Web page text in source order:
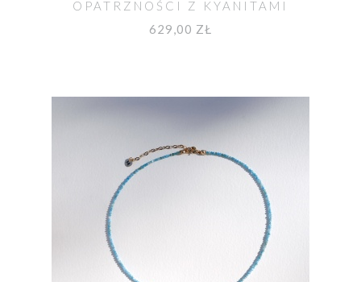
OPATRZNOŚCI Z KYANITAMI
629,00 ZŁ